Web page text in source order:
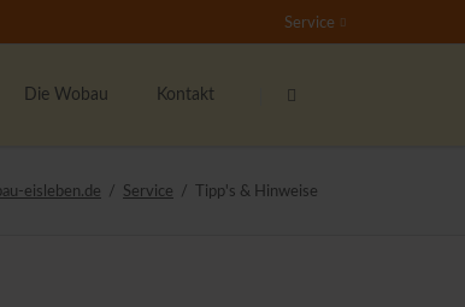
Service
überspringen
Die Wobau
Bester Vermieter 2021
Kontakt
Kontaktformular
eisleben.de Service Tipp's & Hinweise